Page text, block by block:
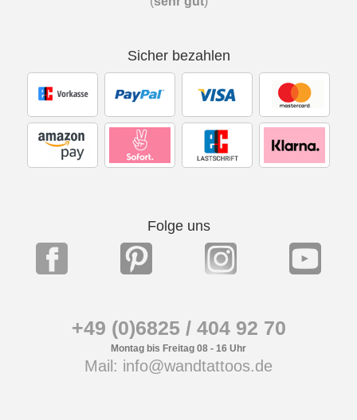
Sicher bezahlen
Folge uns
+49 (0)6825 / 404 92 70
Montag bis Freitag 08 - 16 Uhr
Mail: info@wandtattoos.de